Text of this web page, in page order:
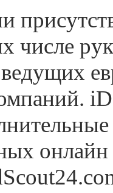
числе